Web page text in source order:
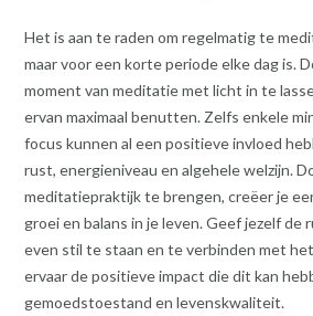
Het is aan te raden om regelmatig te
maar voor een korte periode elke dag is.
moment van meditatie met licht in te
ervan maximaal benutten. Zelfs enkele
focus kunnen al een positieve invloed
rust, energieniveau en algehele welzijn.
meditatiepraktijk te brengen, creëer je
groei en balans in je leven. Geef jezelf de
even stil te staan en te verbinden met
ervaar de positieve impact die dit kan
gemoedstoestand en levenskwaliteit.